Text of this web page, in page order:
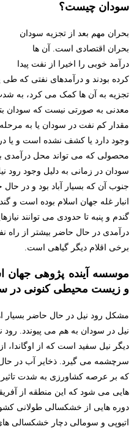
سودان چیست؟
بحران مهم بعد از تجزیه سودان
بحران اقتصادی است. آن ها
درآمد خوبی را اخیرا از نفت پیدا
کرده بودند و درآمدهای نفتی که
تجزیه به آن ها کمک می کرد، به
معدنی به صورتی نیست که سودان
مقدار کم نفت در سودان یا به
وجود دارد یا کشف نشده است و یا
محصولی که می تواند محل درآمدی
سودان در زمانی به دلیل وجود رود
جنوب آن که بسیار آباد بود و در
انبار غله جهان اسلام بوده است و
گندم و پنبه تا حدودی می توانند
درآمدی در حال حاضر بیشتر از راه
برخی اقلام دیگر گیاهی است.
موسسه آینده پژوهی جهان
و زیست محیطی کنونی در
مشکل رود نیل در حال حاضر بسیار
نیل در سودان به هم می پیوندد. رود
دیگر نیل سفید است که از
سرچشمه می گیرد. ذخایر آب در
که بر عرصه کشاورزی به شدت
هایی می شود که این منطقه از
دوره هایی از خشکسالی طولانی
اتیوپی و سومالی دچار خشکسالی